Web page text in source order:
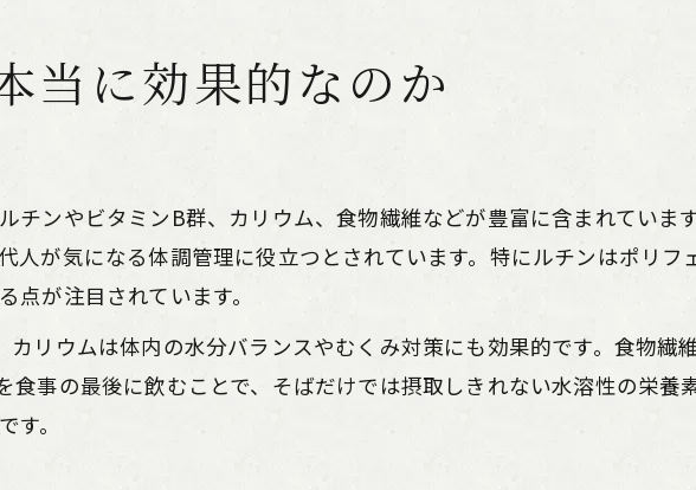
毎日そば湯を飲むメリットと注意点
そば湯を毎日飲むことで得られる利点
毎日そば湯を飲む際のデメリットとは
そば湯の飲み過ぎによる注意点と対策方法
そば湯は毎日飲んでも大丈夫なのか解説
そば湯で健康維持を目指す新習慣
そば湯の栄養が健康維持に役立つ理由
当に効果的なのか
チンやビタミンB群、カリウム、食物繊維などが豊富に含まれていま
人が気になる体調管理に役立つとされています。特にルチンはポリフ
が注目されています。
リウムは体内の水分バランスやむくみ対策にも効果的です。食物繊
食事の最後に飲むことで、そばだけでは摂取しきれない水溶性の栄養
。